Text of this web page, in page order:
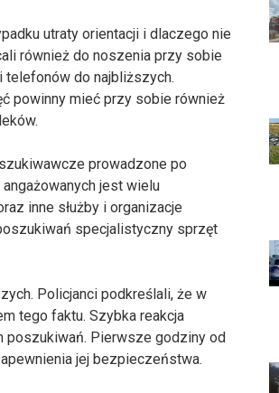
utraty orientacji i dlaczego nie
również do noszenia przy sobie
telefonów do najbliższych.
powinny mieć przy sobie również
prowadzone po
jest wielu
inne służby i organizacje
specjalistyczny sprzęt
Policjanci podkreślali, że w
tego faktu. Szybka reakcja
poszukiwań. Pierwsze godziny od
jej bezpieczeństwa.